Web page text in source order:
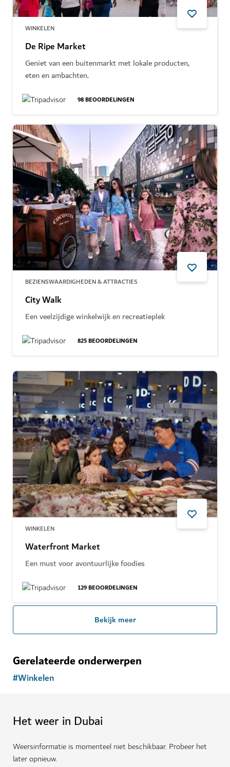
WINKELEN
De Ripe Market
Geniet van een buitenmarkt met lokale producten,
eten en ambachten.
98BEOORDELINGEN
BEZIENSWAARDIGHEDEN & ATTRACTIES
City Walk
Een veelzijdige winkelwijk en recreatieplek
825BEOORDELINGEN
Waterfront Market
Een must voor avontuurlijke foodies
Bekijk meer
Gerelateerde onderwerpen
#Winkelen
Het weer in Dubai
Weersinformatie is momenteel niet beschikbaar. Probeer het
later opnieuw.